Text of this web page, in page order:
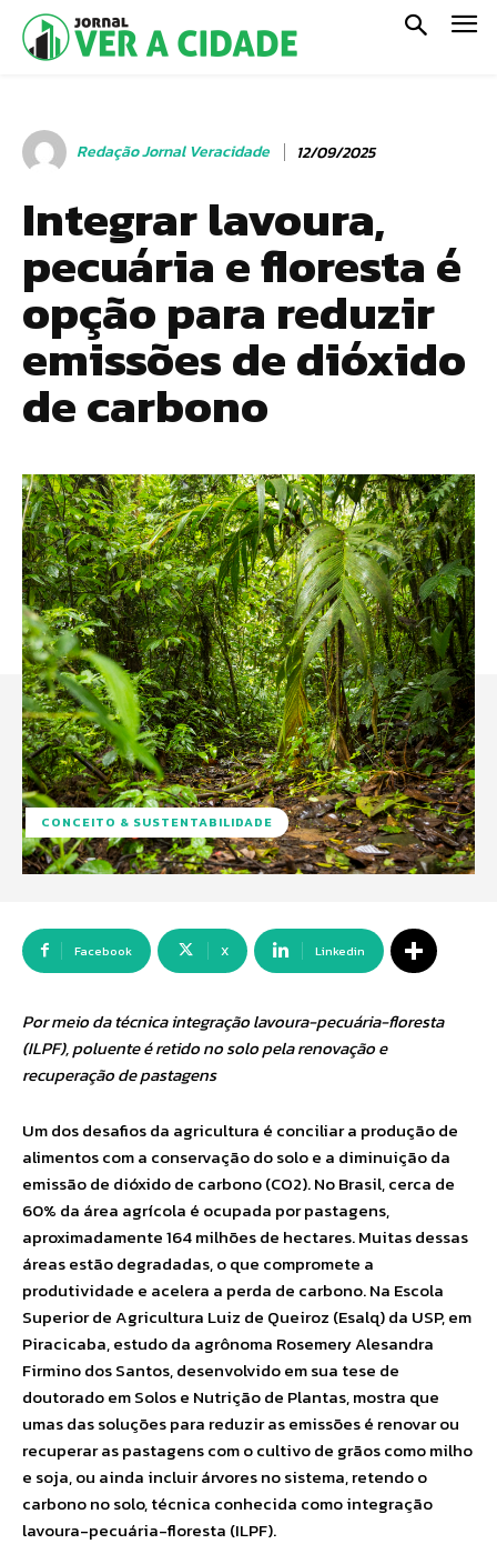
Redação Jornal Veracidade 12/09/2025
Integrar lavoura,
pecuária e floresta é
opção para reduzir
emissões de dióxido
de carbono
CONCEITO & SUSTENTABILIDADE
Facebook X Linkedin
Por meio da técnica integração lavoura-pecuária-floresta
(ILPF), poluente é retido no solo pela renovação e
recuperação de pastagens
Um dos desafios da agricultura é conciliar a produção de
alimentos com a conservação do solo e a diminuição da
emissão de dióxido de carbono (CO2). No Brasil, cerca de
60% da área agrícola é ocupada por pastagens,
aproximadamente 164 milhões de hectares. Muitas dessas
áreas estão degradadas, o que compromete a
produtividade e acelera a perda de carbono. Na Escola
Superior de Agricultura Luiz de Queiroz (Esalq) da USP, em
Piracicaba, estudo da agrônoma Rosemery Alesandra
Firmino dos Santos, desenvolvido em sua tese de
doutorado em Solos e Nutrição de Plantas, mostra que
umas das soluções para reduzir as emissões é renovar ou
recuperar as pastagens com o cultivo de grãos como milho
e soja, ou ainda incluir árvores no sistema, retendo o
carbono no solo, técnica conhecida como integração
lavoura-pecuária-floresta (ILPF).